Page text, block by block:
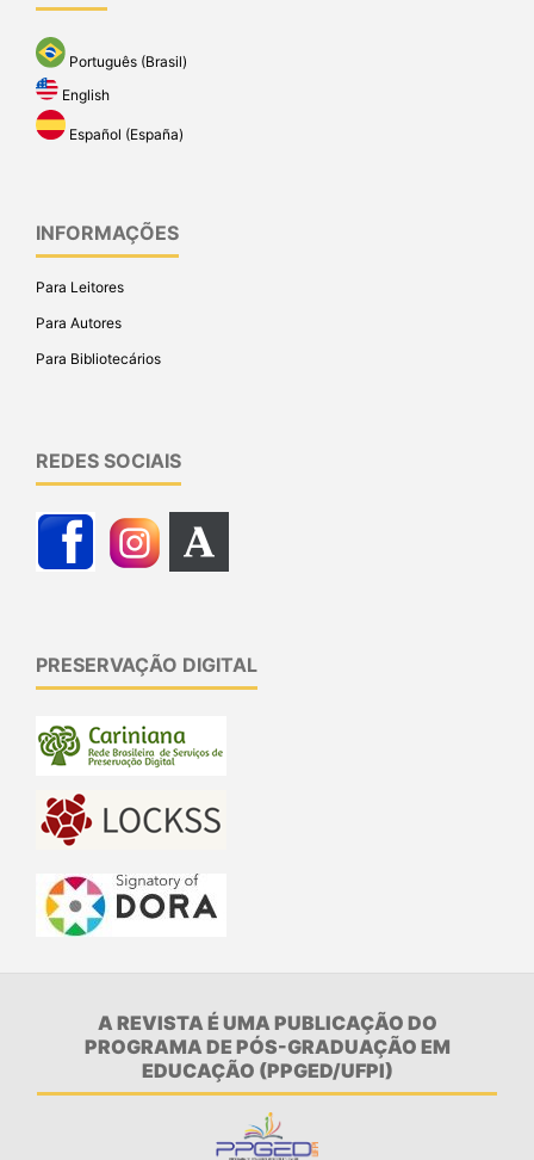
Português (Brasil)
English
Español (España)
INFORMAÇÕES
Para Leitores
Para Autores
Para Bibliotecários
REDES SOCIAIS
PRESERVAÇÃO DIGITAL
A REVISTA É UMA PUBLICAÇÃO DO
PROGRAMA DE PÓS-GRADUAÇÃO EM
EDUCAÇÃO (PPGED/UFPI)